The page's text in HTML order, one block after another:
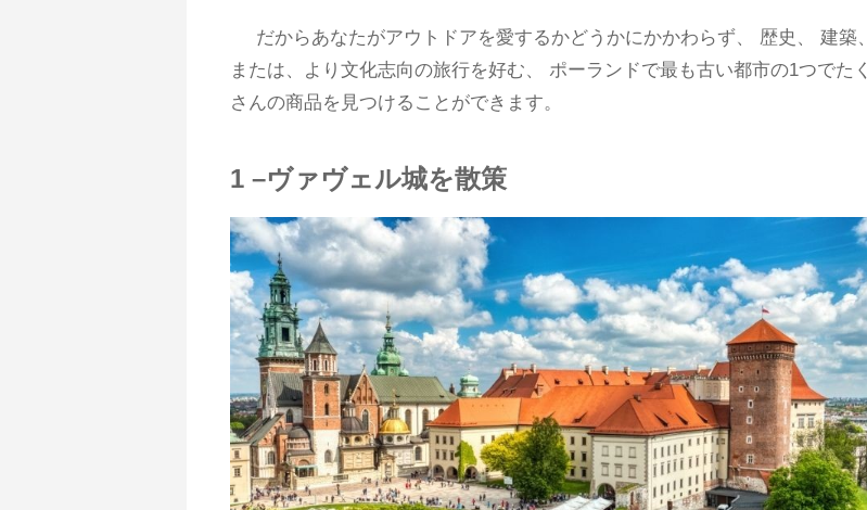
だからあなたがアウトドアを愛するかどうかにかかわらず、 歴史、 建築、
または、より文化志向の旅行を好む、 ポーランドで最も古い都市の1つでたく
さんの商品を見つけることができます。
1 –ヴァヴェル城を散策